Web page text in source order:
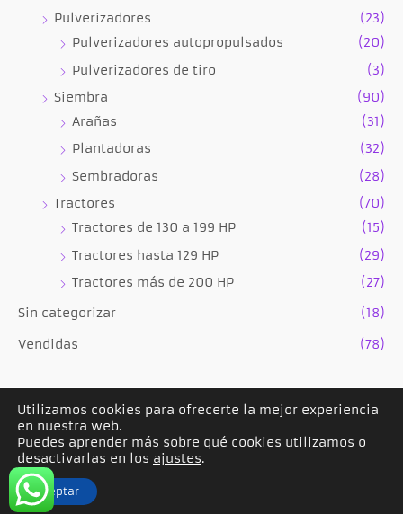
Pulverizadores
(23)
Pulverizadores autopropulsados
(20)
Pulverizadores de tiro
(3)
Siembra
(90)
Arañas
(31)
Plantadoras
(32)
Sembradoras
(28)
Tractores
(70)
Tractores de 130 a 199 HP
(15)
Tractores hasta 129 HP
(29)
Tractores más de 200 HP
(27)
Sin categorizar (18)
Vendidas (78)
Desarrollado por Supra Net
Seguinos en Instagram
Utilizamos cookies para ofrecerte la mejor experiencia
en nuestra web.
Puedes aprender más sobre qué cookies utilizamos o
desactivarlas en los ajustes.
Aceptar